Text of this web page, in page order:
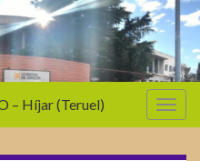
la
– Híjar (Teruel)